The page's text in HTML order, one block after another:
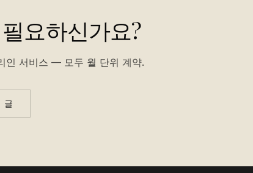
요하신가요?
인 서비스 — 모두 월 단위 계약.
글